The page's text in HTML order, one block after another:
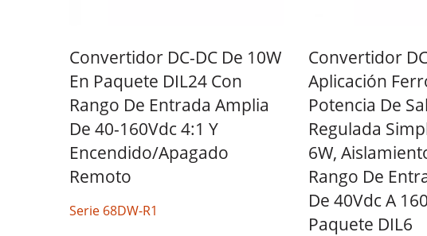
Convertidor DC-DC De 10W
En Paquete DIL24 Con
Rango De Entrada Amplia
De 40-160Vdc 4:1 Y
Encendido/apagado
Remoto
Serie 68DW-R1
Convertidor
Aplicación
Potencia De
Regulada
6W,
Rango De
De 40Vdc A
Paquete DIL6